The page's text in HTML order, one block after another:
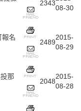
2343
08-30
報名
2489
2015-
08-29
那
2048
2015-
08-28